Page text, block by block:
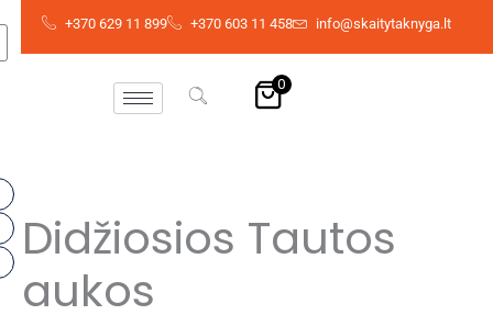
+370 629 11 899 +370 603 11 458 info@skaitytaknyga.lt
0
Didžiosios Tautos
aukos